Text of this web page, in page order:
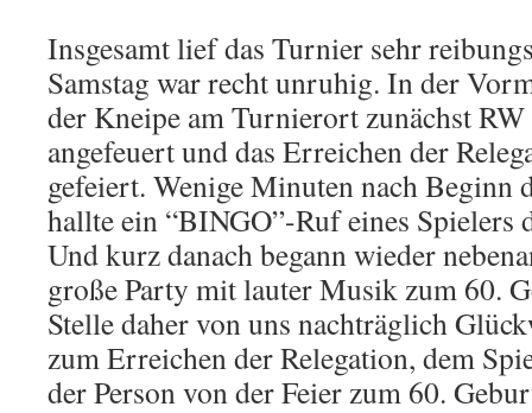
Insgesamt lief das Turnier sehr
Samstag war recht unruhig. In der
der Kneipe am Turnierort zunächst
angefeuert und das Erreichen der
gefeiert. Wenige Minuten nach Beginn
hallte ein “BINGO”-Ruf eines Spielers
Und kurz danach begann wieder
große Party mit lauter Musik zum 60.
Stelle daher von uns nachträglich
zum Erreichen der Relegation, dem
der Person von der Feier zum 60.